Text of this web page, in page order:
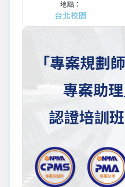
地點：
台北校園